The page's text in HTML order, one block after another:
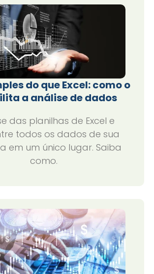
do que Excel: como o
a análise de dados
das planilhas de Excel e
todos os dados de sua
em um único lugar. Saiba
como.